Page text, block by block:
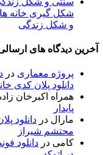
شکل گیری خانه
و شکل زندگی
آخرین دیدگاه های
پروژه معماری در
دانلود پلان کدی
همراه اکبرخان
پایدار
مارال در دانلود
محتشم شیراز
کامی در دانلود